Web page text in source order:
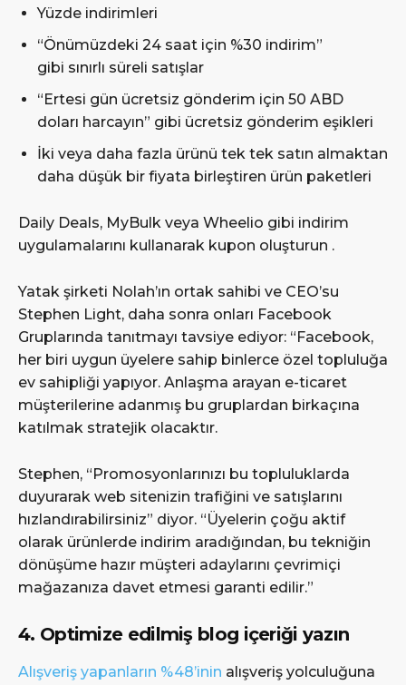
Yüzde indirimleri
“Önümüzdeki 24 saat için %30 indirim”
gibi sınırlı süreli satışlar
“Ertesi gün ücretsiz gönderim için 50 ABD
doları harcayın” gibi ücretsiz gönderim eşikleri
İki veya daha fazla ürünü tek tek satın almaktan
daha düşük bir fiyata birleştiren ürün paketleri
Daily Deals, MyBulk veya Wheelio gibi indirim
uygulamalarını kullanarak kupon oluşturun .
Yatak şirketi Nolah’ın ortak sahibi ve CEO’su
Stephen Light, daha sonra onları Facebook
Gruplarında tanıtmayı tavsiye ediyor: “Facebook,
her biri uygun üyelere sahip binlerce özel topluluğa
ev sahipliği yapıyor. Anlaşma arayan e-ticaret
müşterilerine adanmış bu gruplardan birkaçına
katılmak stratejik olacaktır.
Stephen, “Promosyonlarınızı bu topluluklarda
duyurarak web sitenizin trafiğini ve satışlarını
hızlandırabilirsiniz” diyor. “Üyelerin çoğu aktif
olarak ürünlerde indirim aradığından, bu tekniğin
dönüşüme hazır müşteri adaylarını çevrimiçi
mağazanıza davet etmesi garanti edilir.”
4. Optimize edilmiş blog içeriği yazın
Alışveriş yapanların %48’inin alışveriş yolculuğuna